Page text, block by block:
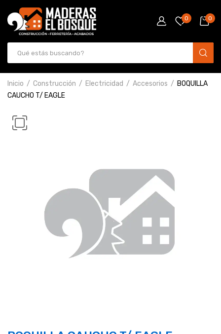
0 0
Inicio Construcción Electricidad Accesorios
BOQUILLA
CAUCHO T/ EAGLE